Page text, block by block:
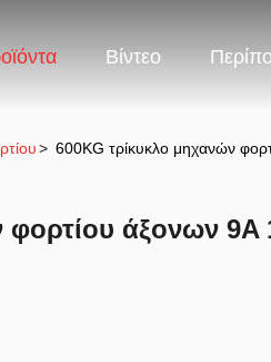
Βίντεο
> 600KG τρίκυκλο μηχανών
άξονων 9A